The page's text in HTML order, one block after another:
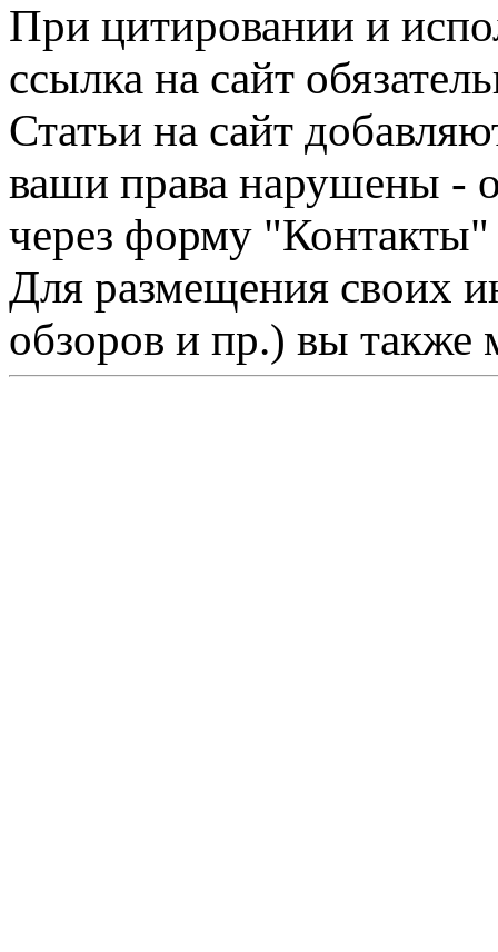
При цитировании и
ссылка на сайт
Статьи на сайт
ваши права нарушены -
через форму "Контакты"
Для размещения своих
обзоров и пр.) вы также